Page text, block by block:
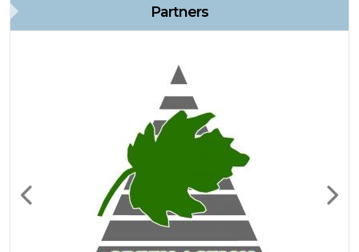
Partners
Previous Next